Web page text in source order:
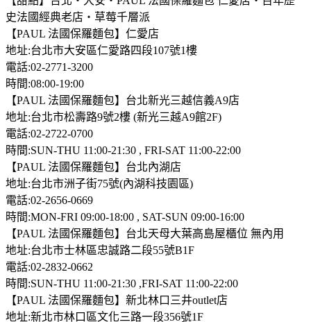
史法國經典老店‧草莓千層派
【PAUL 法國保羅麵包】仁愛店
地址:台北市大安區仁愛路四段107號1樓
電話:02-2771-3200
時間:08:00-19:00
【PAUL 法國保羅麵包】台北新光三越信義A9店
地址:台北市松壽路9號2樓 (新光三越A9館2F)
電話:02-2722-0700
時間:SUN-THU 11:00-21:30 , FRI-SAT 11:00-22:00
【PAUL 法國保羅麵包】台北內湖店
地址:台北市洲子街75號(內湖科技園區)
電話:02-2656-0669
時間:MON-FRI 09:00-18:00 , SAT-SUN 09:00-16:00
【PAUL 法國保羅麵包】台北天母大葉高島屋櫃位 無內用
地址:台北市士林區忠誠路二段55號B1F
電話:02-2832-0662
時間:SUN-THU 11:00-21:30 ,FRI-SAT 11:00-22:00
【PAUL 法國保羅麵包】新北林口三井outlet店
地址:新北市林口區文化三路一段356號1F